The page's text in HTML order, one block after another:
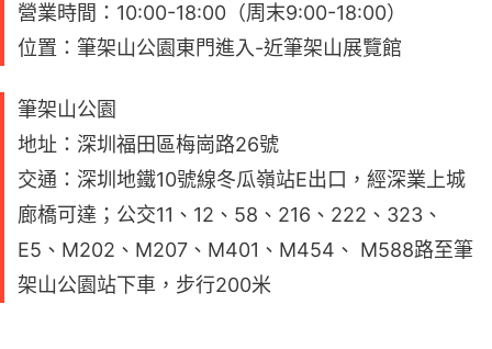
營業時間：10:00-18:00（周末9:00-18:00）
位置：筆架山公園東門進入-近筆架山展覽館
筆架山公園
地址：深圳福田區梅崗路26號
交通：深圳地鐵10號線冬瓜嶺站E出口，經深業上城
廊橋可達；公交11、12、58、216、222、323、
E5、M202、M207、M401、M454、 M588路至筆
架山公園站下車，步行200米